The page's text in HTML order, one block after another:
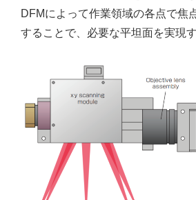
DFMによって作業領域の各点で焦
することで、必要な平坦面を実現す